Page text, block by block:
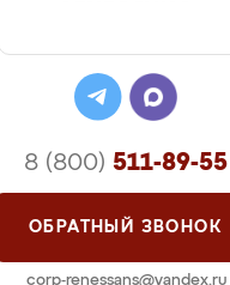
8 (800) 511-89-55
ОБРАТНЫЙ ЗВОНОК
corp-renessans@yandex.ru